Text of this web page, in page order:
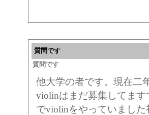
質問です
質問です
他大学の者です。現在二
violinはまだ募集してま
でviolinをやっていまし